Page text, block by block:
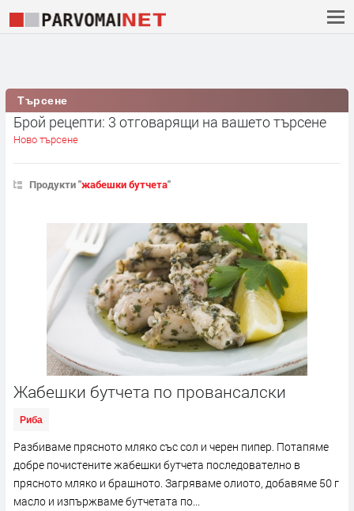
Търсене
Брой рецепти: 3 отговарящи на вашето търсене
Ново търсене
Продукти "жабешки бутчета"
Жабешки бутчета по провансалски
Риба
Разбиваме прясното мляко със сол и черен пипер. Потапяме
добре почистените жабешки бутчета последователно в
прясното мляко и брашното. Загряваме олиото, добавяме 50 г
масло и изпържваме бутчетата по...